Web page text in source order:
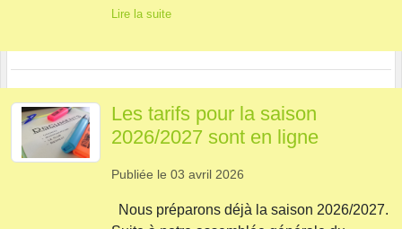
Lire la suite
Les tarifs pour la saison
2026/2027 sont en ligne
Publiée le 03 avril 2026
Nous préparons déjà la saison 2026/2027.